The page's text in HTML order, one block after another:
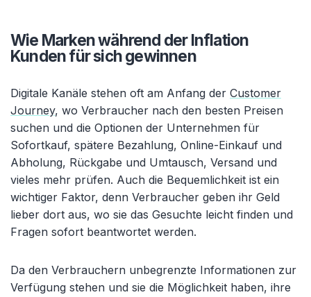
Wie Marken während der Inflation
Kunden für sich gewinnen
Digitale Kanäle stehen oft am Anfang der Customer
Journey, wo Verbraucher nach den besten Preisen
suchen und die Optionen der Unternehmen für
Sofortkauf, spätere Bezahlung, Online-Einkauf und
Abholung, Rückgabe und Umtausch, Versand und
vieles mehr prüfen. Auch die Bequemlichkeit ist ein
wichtiger Faktor, denn Verbraucher geben ihr Geld
lieber dort aus, wo sie das Gesuchte leicht finden und
Fragen sofort beantwortet werden.
Da den Verbrauchern unbegrenzte Informationen zur
Verfügung stehen und sie die Möglichkeit haben, ihre